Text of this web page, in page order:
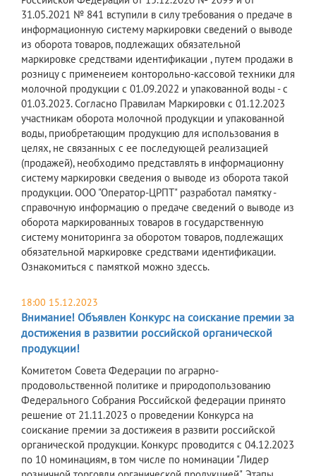
31.05.2021 № 841 вступили в силу требования о предаче в
информационную систему маркировки сведений о выводе
из оборота товаров, подлежащих обязательной
маркировке средствами идентификации , путем продажи в
розницу с применеием конторольно-кассовой техники для
молочной продукции с 01.09.2022 и упакованной воды - с
01.03.2023. Согласно Правилам Маркировки с 01.12.2023
участникам оборота молочной продукции и упакованной
воды, приобретающим продукцию для использования в
целях, не связанных с ее последующей реализацией
(продажей), необходимо представлять в информационну
систему маркировки сведения о выводе из оборота такой
продукции. ООО "Оператор-ЦРПТ" разработал памятку -
справочную информацию о предаче сведений о выводе из
оборота маркированных товаров в государственную
систему мониторинга за оборотом товаров, подлежащих
обязательной маркировке средствами идентификации.
Ознакомиться с памяткой можно здессь.
18:00 15.12.2023
Внимание! Объявлен Конкурс на соискание премии за
достижения в развитии российской органической
продукции!
Комитетом Совета Федерации по аграрно-
продовольственной политике и природопользованию
Федерального Собрания Российской федерации принято
решение от 21.11.2023 о проведении Конкурса на
соискание премии за достижеия в развити российской
органической продукции. Конкурс проводится с 04.12.2023
по 10 номинациям, в том числе по номинации "Лидер